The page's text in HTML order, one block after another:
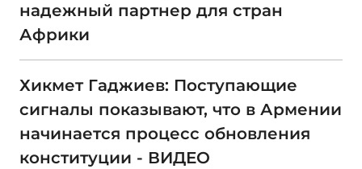
надежный партнер для стран
Африки
Хикмет Гаджиев: Поступающие
сигналы показывают, что в Армении
начинается процесс обновления
конституции - ВИДЕО